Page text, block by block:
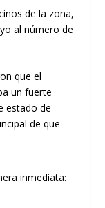
de la zona,
al número de
que el
un fuerte
estado de
de que
inmediata: